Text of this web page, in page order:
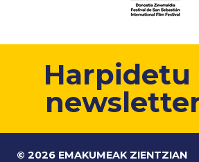
Harpidetu
© 2026 EMAKUMEAK ZIENTZIAN